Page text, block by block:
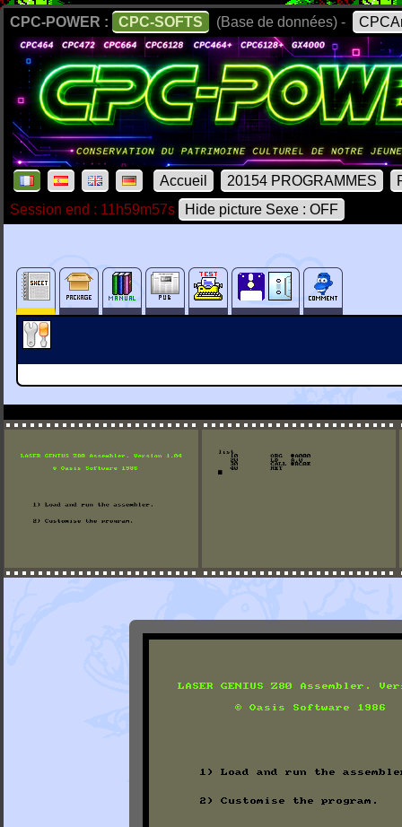
CPC-POWER : CPC-SOFTS (Base de données) -
Accueil 20154 PROGRAMMES
Session end : 11h59m57s
Hide picture Sexe : OFF